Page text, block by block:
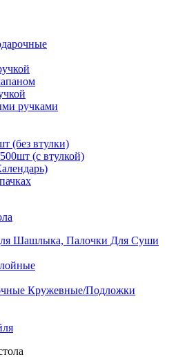
ручками
(без втулки)
(с втулкой)
Шашлыка, Палочки Для Суши
Кружевные/Подложки